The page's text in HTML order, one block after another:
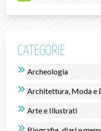
CATEGORIE
Archeologia
Architettura, Moda e
Arte e Illustrati